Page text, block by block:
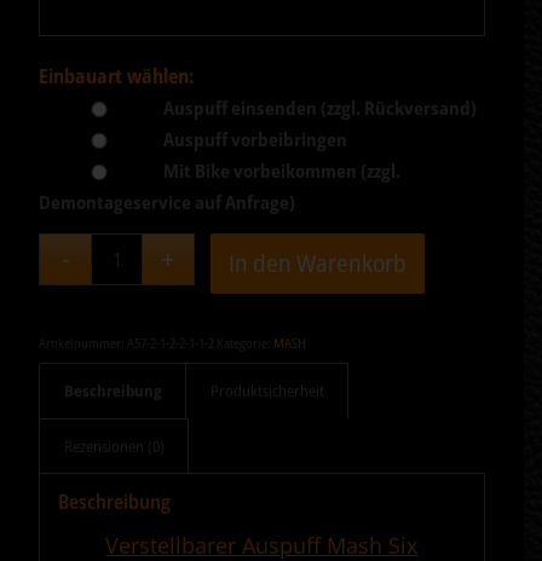
Einbauart wählen:
Auspuff einsenden (zzgl. Rückversand)
Auspuff vorbeibringen
Mit Bike vorbeikommen (zzgl.
Demontageservice auf Anfrage)
In den Warenkorb
Artikelnummer: A57-2-1-2-2-1-1-2 Kategorie: MASH
Beschreibung Produktsicherheit
Rezensionen (0)
Beschreibung
Verstellbarer Auspuff Mash Six